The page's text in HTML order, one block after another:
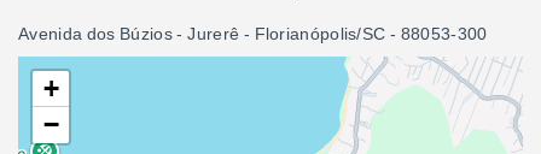
Avenida dos Búzios - Jurerê - Florianópolis/SC - 88053-300
+
−